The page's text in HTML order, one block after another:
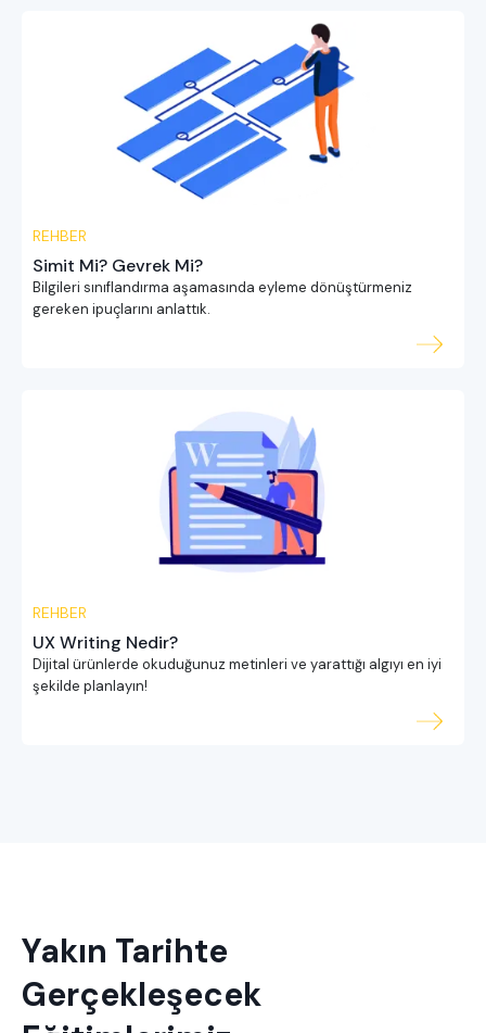
REHBER
Simit Mi? Gevrek Mi?
Bilgileri sınıflandırma aşamasında eyleme dönüştürmeniz
gereken ipuçlarını anlattık.
REHBER
UX Writing Nedir?
Dijital ürünlerde okuduğunuz metinleri ve yarattığı algıyı en iyi
şekilde planlayın!
Yakın Tarihte
Gerçekleşecek